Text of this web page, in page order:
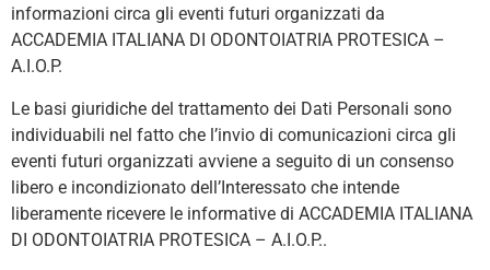
informazioni circa gli eventi futuri organizzati da
ACCADEMIA ITALIANA DI ODONTOIATRIA PROTESICA –
A.I.O.P.
Le basi giuridiche del trattamento dei Dati Personali sono
individuabili nel fatto che l’invio di comunicazioni circa gli
eventi futuri organizzati avviene a seguito di un consenso
libero e incondizionato dell’Interessato che intende
liberamente ricevere le informative di ACCADEMIA ITALIANA
DI ODONTOIATRIA PROTESICA – A.I.O.P..